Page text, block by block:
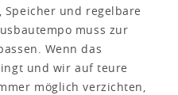
und regelbare
muss zur
Wenn das
und wir auf teure
möglich verzichten,